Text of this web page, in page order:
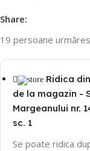
Share:
19 persoane
Ridica
de la magazin -
Margeanului nr.
sc. 1
Se poate ridica